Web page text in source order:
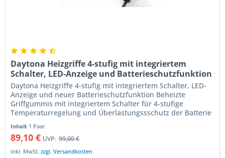
Daytona Heizgriffe 4-stufig mit integriertem
Schalter, LED-Anzeige und Batterieschutzfunktion
Daytona Heizgriffe 4-stufig mit integriertem Schalter, LED-
Anzeige und neuer Batterieschutzfunktion Beheizte
Griffgummis mit integriertem Schalter für 4-stufige
Temperaturregelung und Überlastungssschutz der Batterie
Inhalt 1 Paar
89,10 € UVP: 99,00 €
inkl. MwSt.zzgl. Versandkosten